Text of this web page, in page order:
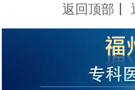
返回顶部